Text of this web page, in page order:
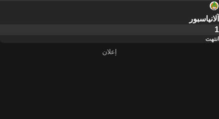
آلانياسبور
1
انتهت